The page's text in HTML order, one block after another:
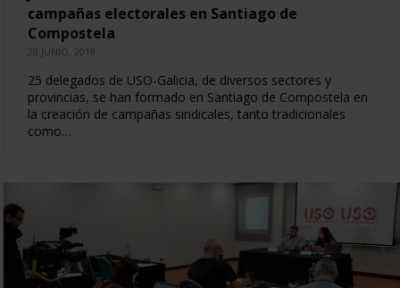
campañas electorales en Santiago de
Compostela
28 JUNIO, 2019
25 delegados de USO-Galicia, de diversos sectores y
provincias, se han formado en Santiago de Compostela en
la creación de campañas sindicales, tanto tradicionales
como…